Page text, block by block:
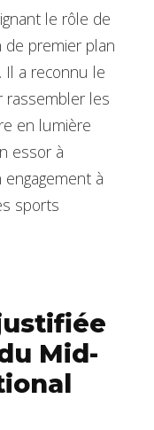
le rôle de
premier plan
a reconnu le
rassembler les
en lumière
essor à
à
sports
Mid-